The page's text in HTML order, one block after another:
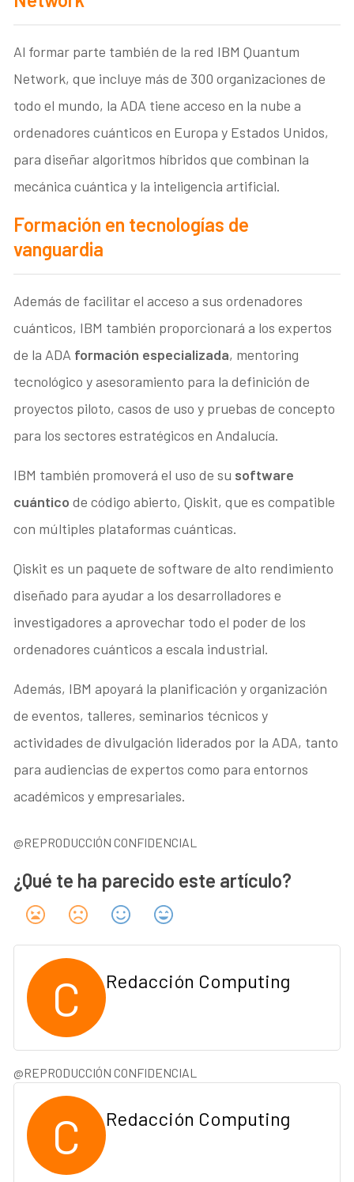
Al formar parte también de la red IBM Quantum
Network, que incluye más de 300 organizaciones de
todo el mundo, la ADA tiene acceso en la nube a
ordenadores cuánticos en Europa y Estados Unidos,
para diseñar algoritmos híbridos que combinan la
mecánica cuántica y la inteligencia artificial.
Formación en tecnologías de
vanguardia
Además de facilitar el acceso a sus ordenadores
cuánticos, IBM también proporcionará a los expertos
de la ADA formación especializada, mentoring
tecnológico y asesoramiento para la definición de
proyectos piloto, casos de uso y pruebas de concepto
para los sectores estratégicos en Andalucía.
IBM también promoverá el uso de su software
cuántico de código abierto, Qiskit, que es compatible
con múltiples plataformas cuánticas.
Qiskit es un paquete de software de alto rendimiento
diseñado para ayudar a los desarrolladores e
investigadores a aprovechar todo el poder de los
ordenadores cuánticos a escala industrial.
Además, IBM apoyará la planificación y organización
de eventos, talleres, seminarios técnicos y
actividades de divulgación liderados por la ADA, tanto
para audiencias de expertos como para entornos
académicos y empresariales.
@REPRODUCCIÓN CONFIDENCIAL
¿Qué te ha parecido este artículo?
C Redacción Computing
@REPRODUCCIÓN CONFIDENCIAL
C Redacción Computing